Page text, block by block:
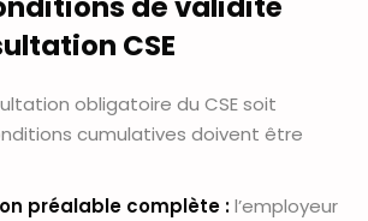
CSE
obligatoire du CSE soit
cumulatives doivent être
préalable complète :l’employeur